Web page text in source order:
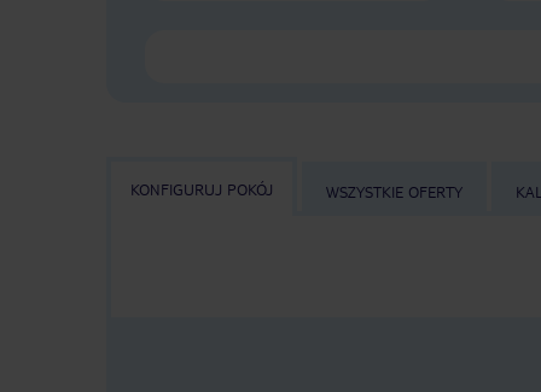
KONFIGURUJ POKÓJ WSZYSTKIE OFERTY